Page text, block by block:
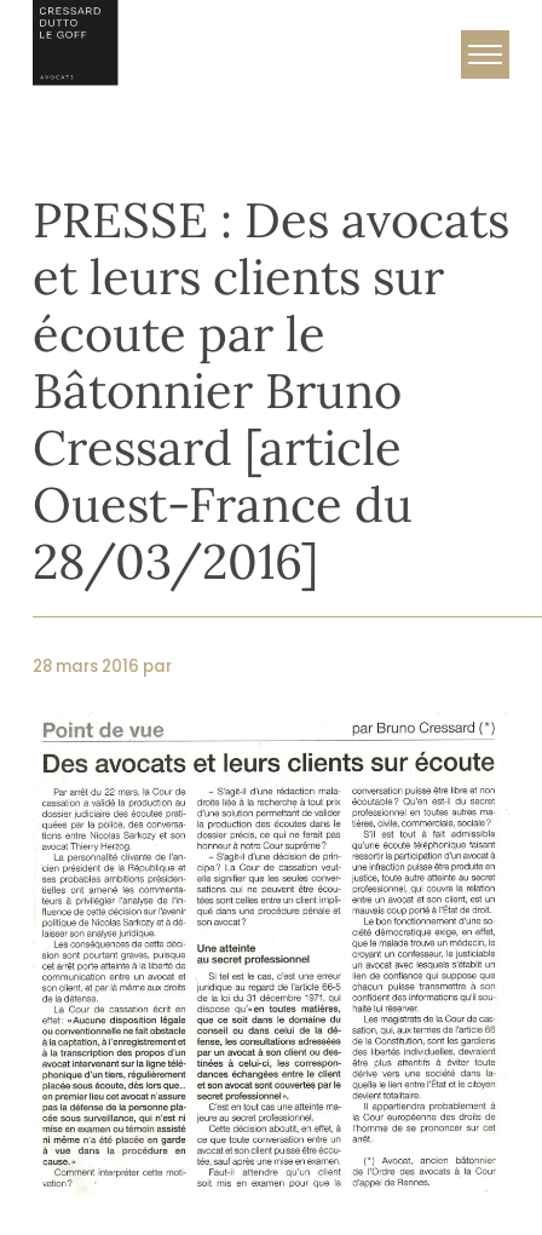
content
PRESSE : Des avocats
et leurs clients sur
écoute par le
Bâtonnier Bruno
Cressard [article
Ouest-France du
28/03/2016]
28 mars 2016 par